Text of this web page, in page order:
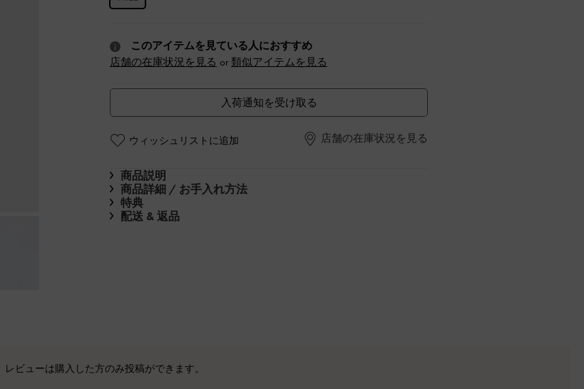
このアイテムを見ている人におすすめ
店舗の在庫状況を見る or 類似アイテムを見る
入荷通知を受け取る
ウィッシュリストに追加 店舗の在庫状況を見る
商品説明
商品詳細 / お手入れ方法
特典
配送 & 返品
レビューは購入した方のみ投稿ができます。